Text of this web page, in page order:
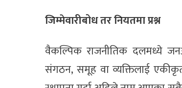
जिम्मेवारीबोध तर नियतमा प्रश्न
वैकल्पिक राजनीतिक दलमध्ये
संगठन, समूह वा व्यक्तिलाई एकीकृत